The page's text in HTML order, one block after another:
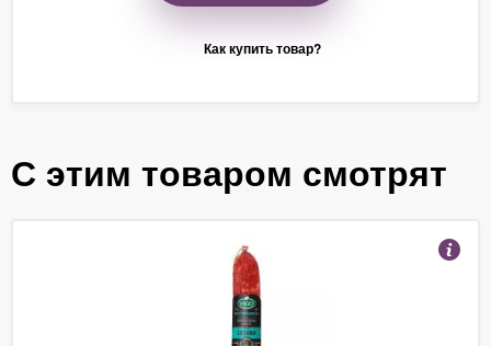
Как купить товар?
С этим товаром смотрят